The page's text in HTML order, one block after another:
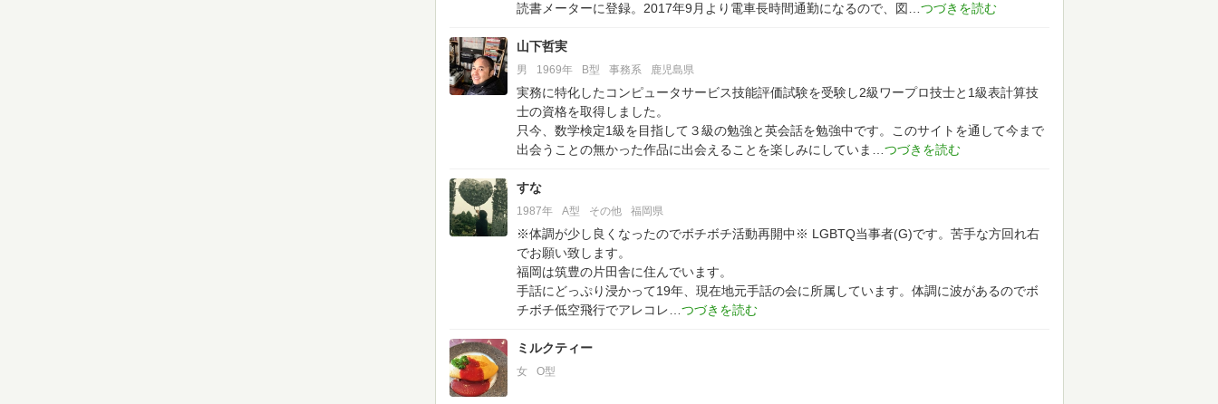
読書メーターに登録。2017年9月より電車長時間通勤になるので、図
山下哲実
男 1969年 B型 事務系 鹿児島県
実務に特化したコンピュータサービス技能評価試験を受験し2級ワープロ技士と1級表計算技
士の資格を取得しました。
只今、数学検定1級を目指して３級の勉強と英会話を勉強中です。このサイトを通して今まで
出会うことの無かった作品に出会えることを楽しみにしていま
すな
1987年 A型 その他 福岡県
※体調が少し良くなったのでボチボチ活動再開中※ LGBTQ当事者(G)です。苦手な方回れ右
でお願い致します。
福岡は筑豊の片田舎に住んでいます。
手話にどっぷり浸かって19年、現在地元手話の会に所属しています。体調に波があるのでボ
チボチ低空飛行でアレコレ
ミルクティー
女 O型